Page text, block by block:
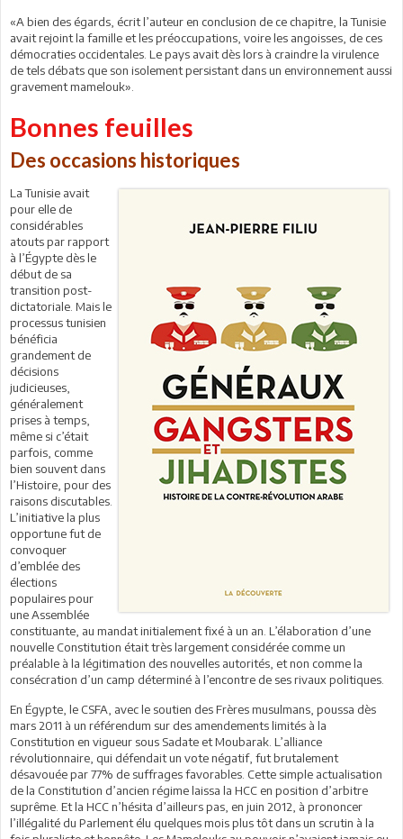
«A bien des égards, écrit l’auteur en conclusion de ce chapitre, la Tunisie
avait rejoint la famille et les préoccupations, voire les angoisses, de ces
démocraties occidentales. Le pays avait dès lors à craindre la virulence
de tels débats que son isolement persistant dans un environnement aussi
gravement mamelouk».
Bonnes feuilles
Des occasions historiques
La Tunisie avait
pour elle de
considérables
atouts par rapport
à l’Égypte dès le
début de sa
transition post-
dictatoriale. Mais le
processus tunisien
bénéficia
grandement de
décisions
judicieuses,
généralement
prises à temps,
même si c’était
parfois, comme
bien souvent dans
l’Histoire, pour des
raisons discutables.
L’initiative la plus
opportune fut de
convoquer
d’emblée des
élections
populaires pour
une Assemblée
constituante, au mandat initialement fixé à un an. L’élaboration d’une
nouvelle Constitution était très largement considérée comme un
préalable à la légitimation des nouvelles autorités, et non comme la
consécration d’un camp déterminé à l’encontre de ses rivaux politiques.
En Égypte, le CSFA, avec le soutien des Frères musulmans, poussa dès
mars 2011 à un référendum sur des amendements limités à la
Constitution en vigueur sous Sadate et Moubarak. L’alliance
révolutionnaire, qui défendait un vote négatif, fut brutalement
désavouée par 77% de suffrages favorables. Cette simple actualisation
de la Constitution d’ancien régime laissa la HCC en position d’arbitre
suprême. Et la HCC n’hésita d’ailleurs pas, en juin 2012, à prononcer
l’illégalité du Parlement élu quelques mois plus tôt dans un scrutin à la